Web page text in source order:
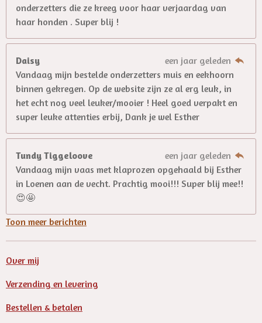
onderzetters die ze kreeg voor haar verjaardag van
haar honden . Super blij !
Daisy
een jaar geleden
Vandaag mijn bestelde onderzetters muis en eekhoorn
binnen gekregen. Op de website zijn ze al erg leuk, in
het echt nog veel leuker/mooier ! Heel goed verpakt en
super leuke attenties erbij, Dank je wel Esther
Tundy Tiggeloove
een jaar geleden
Vandaag mijn vaas met klaprozen opgehaald bij Esther
in Loenen aan de vecht. Prachtig mooi!!! Super blij mee!!
😍🤩
Toon meer berichten
Over mij
Verzending en levering
Bestellen & betalen